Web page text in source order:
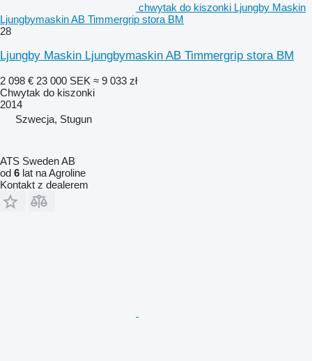
chwytak do kiszonki Ljungby Maskin
Ljungbymaskin AB Timmergrip stora BM
28
Ljungby Maskin Ljungbymaskin AB Timmergrip stora BM
2 098 € 23 000 SEK ≈ 9 033 zł
Chwytak do kiszonki
2014
Szwecja, Stugun
ATS Sweden AB
od 6 lat na Agroline
Kontakt z dealerem